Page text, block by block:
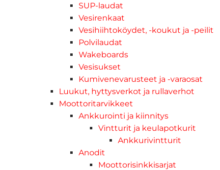
SUP-laudat
Vesirenkaat
Vesihiihtoköydet, -koukut ja -peilit
Polvilaudat
Wakeboards
Vesisukset
Kumivenevarusteet ja -varaosat
Luukut, hyttysverkot ja rullaverhot
Moottoritarvikkeet
Ankkurointi ja kiinnitys
Vintturit ja keulapotkurit
Ankkurivintturit
Anodit
Moottorisinkkisarjat